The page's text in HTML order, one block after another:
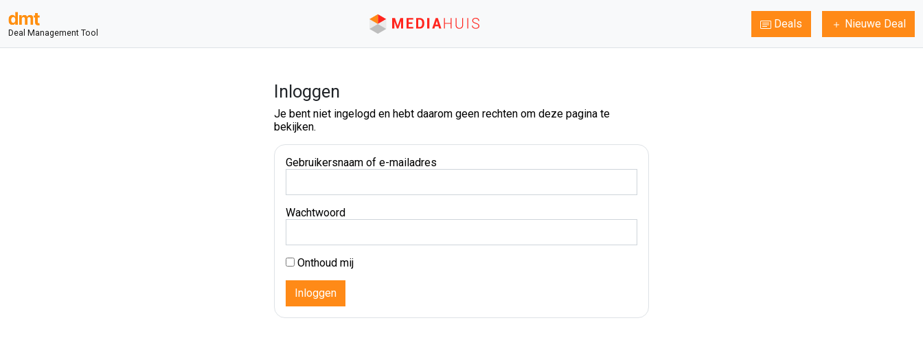
Deal Management Tool
Deals Nieuwe Deal
Inloggen
Je bent niet ingelogd en hebt daarom geen rechten om deze pagina te
bekijken.
Gebruikersnaam of e-mailadres
Wachtwoord
Onthoud mij